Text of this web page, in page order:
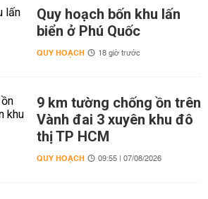
Quy hoạch bốn khu lấn
biển ở Phú Quốc
QUY HOẠCH 18 giờ trước
9 km tường chống ồn trên
Vành đai 3 xuyên khu đô
thị TP HCM
QUY HOẠCH 09:55 | 07/08/2026